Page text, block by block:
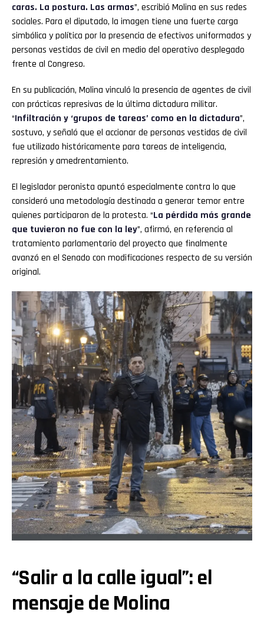
caras. La postura. Las armas”, escribió Molina en sus redes
sociales. Para el diputado, la imagen tiene una fuerte carga
simbólica y política por la presencia de efectivos uniformados y
personas vestidas de civil en medio del operativo desplegado
frente al Congreso.
En su publicación, Molina vinculó la presencia de agentes de civil
con prácticas represivas de la última dictadura militar.
“Infiltración y ‘grupos de tareas’ como en la dictadura”,
sostuvo, y señaló que el accionar de personas vestidas de civil
fue utilizado históricamente para tareas de inteligencia,
represión y amedrentamiento.
El legislador peronista apuntó especialmente contra lo que
consideró una metodología destinada a generar temor entre
quienes participaron de la protesta. “La pérdida más grande
que tuvieron no fue con la ley”, afirmó, en referencia al
tratamiento parlamentario del proyecto que finalmente
avanzó en el Senado con modificaciones respecto de su versión
original.
“Salir a la calle igual”: el
mensaje de Molina